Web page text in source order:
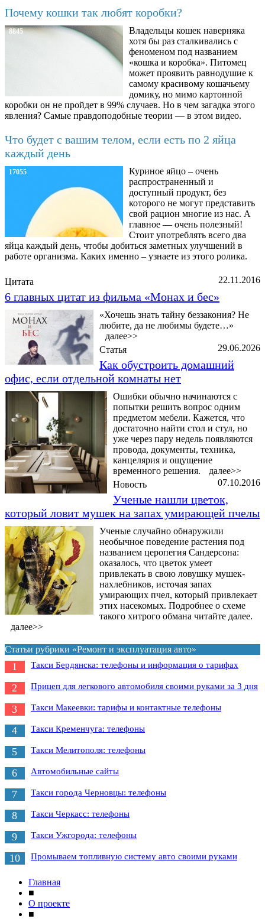
Почему кошки так любят коробки?
8845
Владельцы кошек наверняка
хотя бы раз сталкивались с
феноменом под названием
«кошка и коробка». Питомец
может проявить равнодушие к
самому красивому кошачьему
домику, но мимо картонной
коробки он не пройдет в 99% случаев. Но в чем загадка этого
явления? Самые правдоподобные теории — в этом видео.
Что будет с вашим телом, если есть по 2 яйца
каждый день
17055
Куриное яйцо – очень
распространенный и
доступный продукт, без
которого не могут представить
свой рацион многие из нас. А
главное — очень полезный!
Стоит употреблять всего два
яйца каждый день, чтобы добиться заметных улучшений в
работе организма. Каких именно – узнаете из этого ролика.
22.11.2016
Цитата
6 главных цитат из фильма «Монах и бес»
«Хочешь знать тайну беззакония? Не
любите, да не любимы будете…»
далее>>
29.06.2026
Статья
Как обустроить домашний
офис, если отдельной комнаты нет
Ошибки обычно начинаются с
попытки решить вопрос одним
предметом мебели. Кажется, что
достаточно найти стол и стул, но
уже через пару недель появляются
провода, документы, техника,
канцелярия и ощущение
временного решения.
далее>>
07.10.2016
Новость
Ученые нашли цветок,
который ловит мушек на запах умирающей пчелы
Ученые случайно обнаружили
необычное поведение растения под
названием церопегия Сандерсона:
оказалось, что цветок умеет
привлекать в свою ловушку мушек-
нахлебников, источая запах
умирающих пчел, который привлекает
этих насекомых. Подробнее о схеме
такого хитрого обмана читайте далее.
далее>>
Статьи рубрики «Ремонт и эксплуатация авто»
1 Такси Бердянска: телефоны и информация о тарифах
2 Прицеп для легкового автомобиля своими руками за 3 дня
3 Такси Макеевки: тарифы и контактные телефоны
4 Такси Кременчуга: телефоны
5 Такси Мелитополя: телефоны
6 Автомобильные сайты
7 Такси города Черновцы: телефоны
8 Такси Черкасс: телефоны
9 Такси Ужгорода: телефоны
10 Промываем топливную систему авто своими руками
Главная
■
О проекте
■